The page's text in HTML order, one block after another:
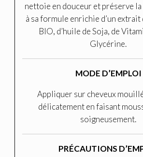
nettoie en douceur et préserve
à sa formule enrichie d’un extrait
BIO, d’huile de Soja, de
Glycérine.
MODE D’EMPLOI
Appliquer sur cheveux
délicatement en faisant
soigneusement.
PRÉCAUTIONS